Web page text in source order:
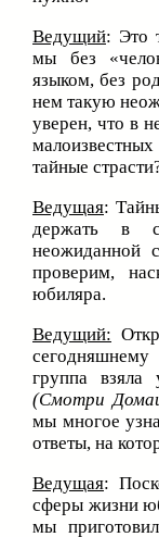
Ведущий: Это
мы без
языком, без
нем такую
уверен, что в
тайные
Ведущая:
держать в
неожиданной
проверим,
юбиляра.
Ведущий:
группа взяла
(Смотри
мы многое
ответы, на
Ведущая:
сферы жизни
мы